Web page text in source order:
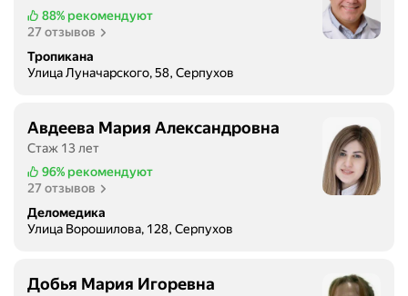
88% рекомендуют
27 отзывов
Тропикана
Улица Луначарского, 58, Серпухов
Авдеева Мария Александровна
Стаж 13 лет
96% рекомендуют
27 отзывов
Деломедика
Улица Ворошилова, 128, Серпухов
Добья Мария Игоревна